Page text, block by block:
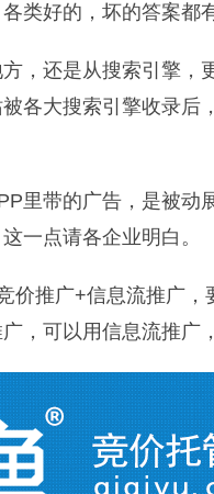
类好的，坏的答案都
，还是从搜索引擎，
各大搜索引擎收录后
里带的广告，是被动
一点请各企业明白。
价推广+信息流推广，
，可以用信息流推广